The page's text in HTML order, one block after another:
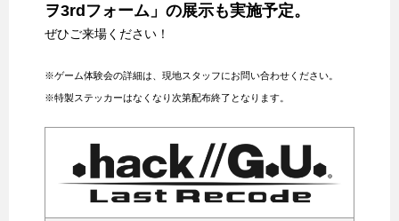
ヲ3rdフォーム」の展示も実施予定。
ぜひご来場ください！
※ゲーム体験会の詳細は、現地スタッフにお問い合わせください。
※特製ステッカーはなくなり次第配布終了となります。